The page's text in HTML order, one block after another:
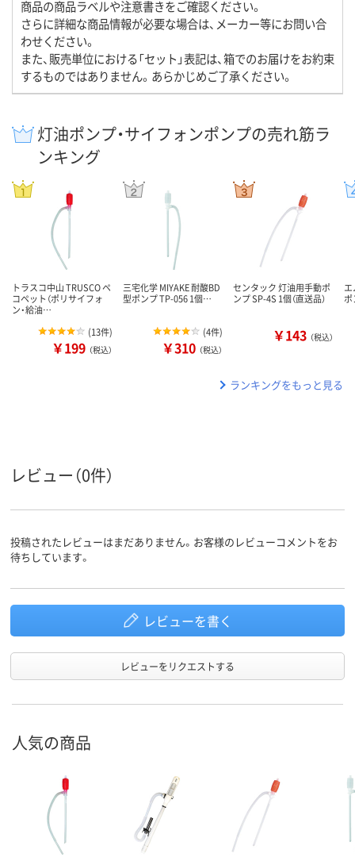
商品の商品ラベルや注意書きをご確認ください。
さらに詳細な商品情報が必要な場合は、メーカー等にお問い合
わせください。
また、販売単位における「セット」表記は、箱でのお届けをお約束
するものではありません。あらかじめご了承ください。
灯油ポンプ・サイフォンポンプの売れ筋ラ
ンキング
トラスコ中山 TRUSCO ペ
コペット（ポリサイフォ
ン・給油…
(13件)
￥199 （税込）
三宅化学 MIYAKE 耐酸BD
型ポンプ TP-056 1個…
(4件)
￥310 （税込）
センタック 灯油用手動ポ
ンプ SP-4S 1個（直送品）
￥143 （税込）
ポ
ランキングをもっと見る
レビュー（0件）
投稿されたレビューはまだありません。お客様のレビューコメントをお
待ちしています。
レビューを書く
レビューをリクエストする
人気の商品